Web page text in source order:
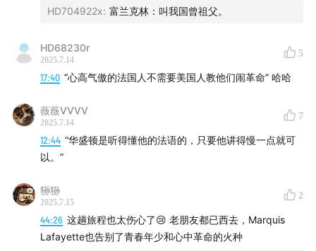
时间线：
05:40 双重身份的桥梁，如何促成法美同盟？
如父如子：华盛顿与拉法耶特的战场情
13:29 英雄归来遇困局
起草法国《人权宣言》，勾勒最初的革命设想
HD704922x: 富兰克林：叫我国曾祖父。
HD68230r
2025.7.14
5
17:40 “心高气傲的法国人不需要美国人教他们闹革命” 哈哈
薇薇VVVV
2025.7.14
7
12:44 “华盛顿是听得懂他的法语的，只要他讲得慢一点就可
以。”
狲狲
2025.7.15
2
44:26 这趟旅程也太伤心了😢 老朋友都已西去，Marquis
Lafayette也告别了青春年少和心中革命的火种